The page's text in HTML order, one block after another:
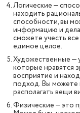
Логические —
находить
способности, вы
информацию и
сможете учесть
единое целое.
Художественные —
которые нравятся
восприятие и
подход. Вы можете
располагать вещи
Физические — это